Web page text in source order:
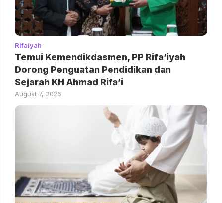
Rifaiyah
Temui Kemendikdasmen, PP Rifa’iyah
Dorong Penguatan Pendidikan dan
Sejarah KH Ahmad Rifa’i
August 7, 2026